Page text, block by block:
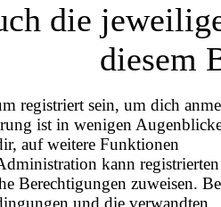
die
diesem
registriert sein, um dich
ist in wenigen
auf weitere Funktionen
kann registrierten
Berechtigungen zuweisen.
und die verwandten